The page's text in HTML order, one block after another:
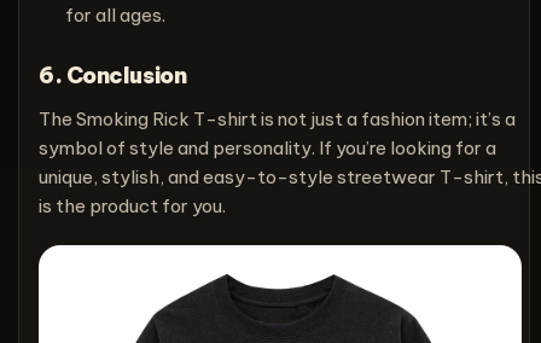
for all ages.
6. Conclusion
The Smoking Rick T-shirt is not just a fashion item; it’s a
symbol of style and personality. If you’re looking for a
unique, stylish, and easy-to-style streetwear T-shirt,
is the product for you.